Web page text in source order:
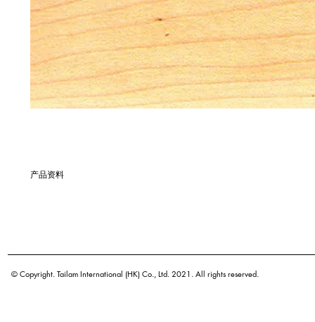
产品资料
原产地
© Copyright. Tailam International (HK) Co., Ltd. 2021. All rights reserved.